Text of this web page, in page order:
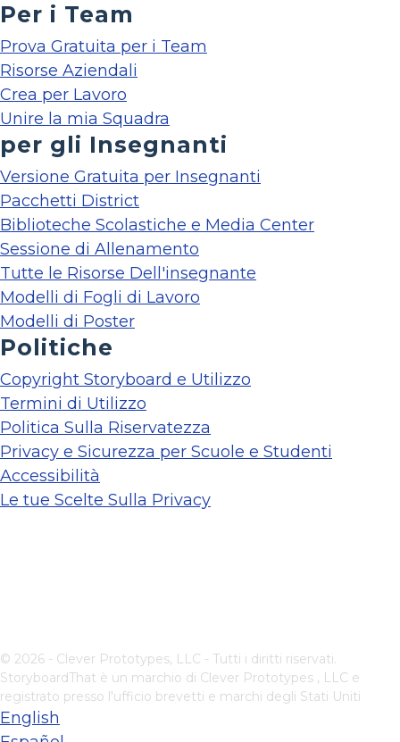
Per i Team
Prova Gratuita per i Team
Risorse Aziendali
Crea per Lavoro
Unire la mia Squadra
per gli Insegnanti
Versione Gratuita per Insegnanti
Pacchetti District
Biblioteche Scolastiche e Media Center
Sessione di Allenamento
Tutte le Risorse Dell'insegnante
Modelli di Fogli di Lavoro
Modelli di Poster
Politiche
Copyright Storyboard e Utilizzo
Termini di Utilizzo
Politica Sulla Riservatezza
Privacy e Sicurezza per Scuole e Studenti
Accessibilità
Le tue Scelte Sulla Privacy
© 2026 - Clever Prototypes, LLC - Tutti i diritti riservati.
StoryboardThat è un marchio di Clever Prototypes , LLC e
registrato presso l'ufficio brevetti e marchi degli Stati Uniti
English